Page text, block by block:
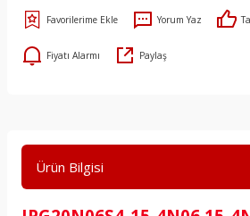
Yorum Yaz
Fiyatı Alarmı Paylaş
Ürün Bilgisi